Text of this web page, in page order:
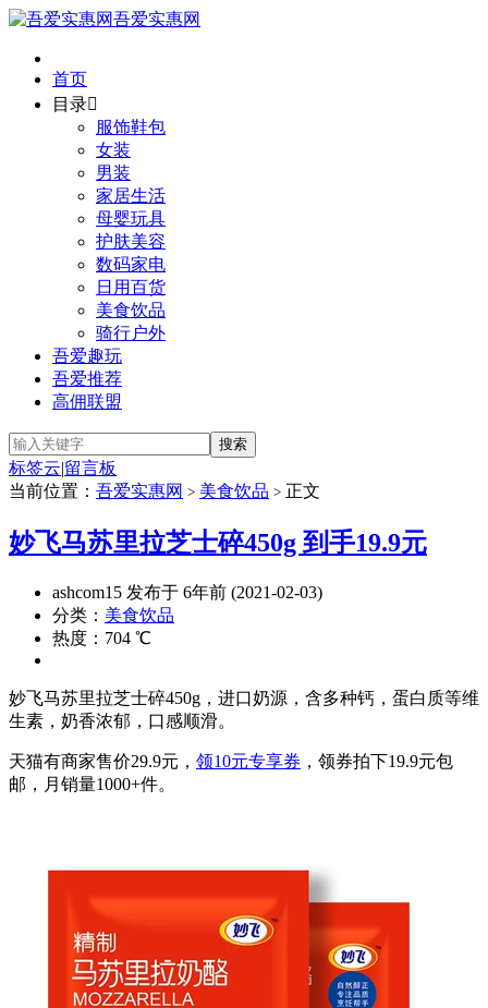
吾爱实惠网
首页
目录
服饰鞋包
女装
男装
家居生活
母婴玩具
护肤美容
数码家电
日用百货
美食饮品
骑行户外
吾爱趣玩
吾爱推荐
高佣联盟
标签云|留言板
当前位置： 吾爱实惠网 > 美食饮品 > 正文
妙飞马苏里拉芝士碎450g 到手19.9元
ashcom15 发布于 6年前 (2021-02-03)
分类： 美食饮品
热度：704 ℃
妙飞马苏里拉芝士碎450g，进口奶源，含多种钙，蛋白质等维
生素，奶香浓郁，口感顺滑。
天猫有商家售价29.9元， 领10元专享券 ，领券拍下19.9元包
邮，月销量1000+件。